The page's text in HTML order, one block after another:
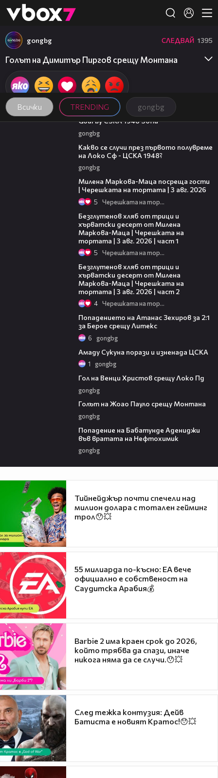
👾
Всички TRENDING gongbg
gongbg СЛЕДВАЙ 1395
Голът на Димитър Пиргов срещу Монтана
00:37
Goal by CSKA 1948 Sofia
gongbg
Какво се случи през първото полувреме
на Локо Сф - ЦСКА 1948?
gongbg
Милена Маркова-Маца посреща гости
| Черешката на тортата | 3 авг. 2026
5 Черешката на тортата
Безглутенов хляб от трици и
хърватски десерт от Милена
Маркова-Маца | Черешката на
тортата | 3 авг. 2026 | част 1
5 Черешката на тортата
Безглутенов хляб от трици и
хърватски десерт от Милена
Маркова-Маца | Черешката на
тортата | 3 авг. 2026 | част 2
4 Черешката на тортата
Попадението на Атанас Зехиров за 2:1
за Берое срещу Литекс
6 gongbg
Амаду Сукуна порази и изненада ЦСКА
1 gongbg
Гол на Венци Христов срещу Локо Пд
gongbg
Голът на Жоао Пауло срещу Монтана
gongbg
Попадение на Бабатунде Адениджи
във вратата на Нефтохимик
gongbg
Тийнейджър почти спечели над
милион долара с тотален гейминг
трол😯💥
55 милиарда по-късно: EA вече
официално е собственост на
Саудитска Арабия💰
Barbie 2 има краен срок до 2026,
който трябва да спази, иначе
никога няма да се случи.😯💥
След тежка контузия: Дейв
Батиста е новият Кратос!😯💥